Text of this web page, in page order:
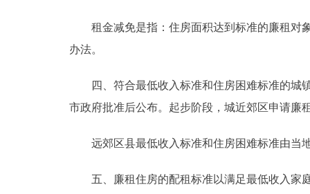
ESPAÑOL
租金减免是指：住房面积达到标准的廉租对象
办法。
四、符合最低收入标准和住房困难标准的城镇
市政府批准后公布。起步阶段，城近郊区申请廉
远郊区县最低收入标准和住房困难标准由当
五、廉租住房的配租标准以满足最低收入家庭